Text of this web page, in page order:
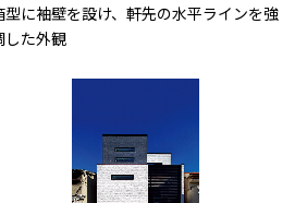
型に袖壁を設け、軒先の水平ラインを強
した外観